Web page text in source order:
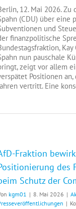
12. Mai 2026. Zu
(CDU) über eine
und
finanzpolitische
Kay
nun pauschale
zeigt vor allem
Positionen
vertritt. Eine
Fraktion
des
Schutz der
kgm01 | 8. Mai 2026 |
|